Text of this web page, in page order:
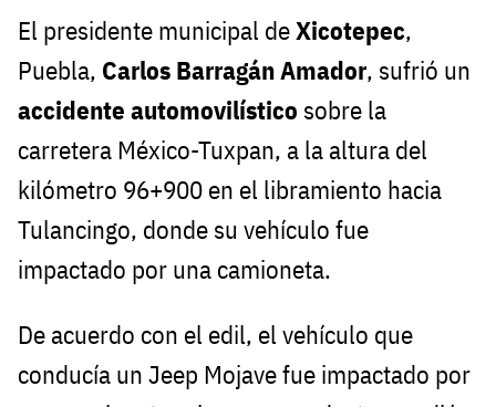
El presidente municipal deXicotepec,
Puebla, Carlos Barragán Amador, sufrió un
accidente automovilístico sobre la
carretera México-Tuxpan, a la altura del
kilómetro 96+900 en el libramiento hacia
Tulancingo, donde su vehículo fue
impactado por una camioneta.
De acuerdo con el edil, el vehículo que
conducía un Jeep Mojave fue impactado por